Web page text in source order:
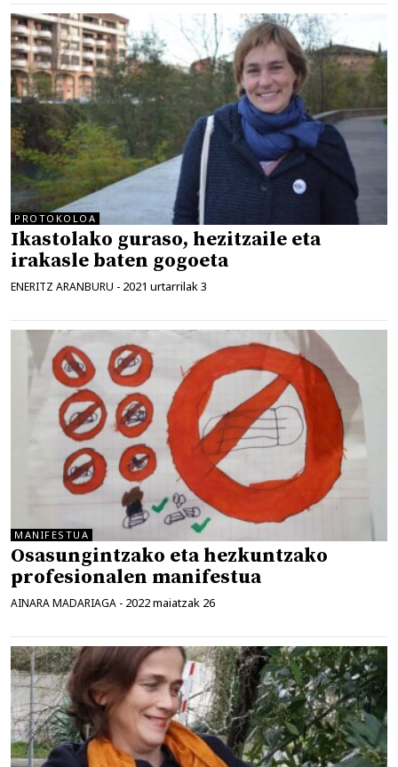
PROTOKOLOA
Ikastolako guraso, hezitzaile eta
irakasle baten gogoeta
ENERITZ ARANBURU - 2021 urtarrilak 3
MANIFESTUA
Osasungintzako eta hezkuntzako
profesionalen manifestua
AINARA MADARIAGA - 2022 maiatzak 26